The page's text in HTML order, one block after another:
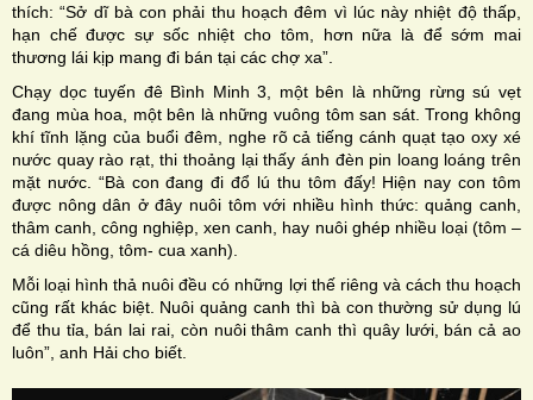
thích: “Sở dĩ bà con phải thu hoạch đêm vì lúc này nhiệt độ thấp,
hạn chế được sự sốc nhiệt cho tôm, hơn nữa là để sớm mai
thương lái kịp mang đi bán tại các chợ xa”.
Chạy dọc tuyến đê Bình Minh 3, một bên là những rừng sú vẹt
đang mùa hoa, một bên là những vuông tôm san sát. Trong không
khí tĩnh lặng của buổi đêm, nghe rõ cả tiếng cánh quạt tạo oxy xé
nước quay rào rạt, thi thoảng lại thấy ánh đèn pin loang loáng trên
mặt nước. “Bà con đang đi đổ lú thu tôm đấy! Hiện nay con tôm
được nông dân ở đây nuôi tôm với nhiều hình thức: quảng canh,
thâm canh, công nghiệp, xen canh, hay nuôi ghép nhiều loại (tôm –
cá diêu hồng, tôm- cua xanh).
Mỗi loại hình thả nuôi đều có những lợi thế riêng và cách thu hoạch
cũng rất khác biệt. Nuôi quảng canh thì bà con thường sử dụng lú
để thu tỉa, bán lai rai, còn nuôi thâm canh thì quây lưới, bán cả ao
luôn”, anh Hải cho biết.